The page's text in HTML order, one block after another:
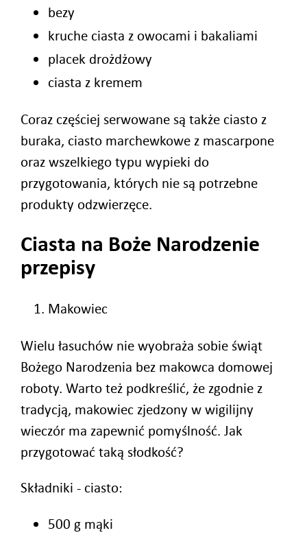
bezy
kruche ciasta z owocami i bakaliami
placek drożdżowy
ciasta z kremem
Coraz częściej serwowane są także ciasto z
buraka, ciasto marchewkowe z mascarpone
oraz wszelkiego typu wypieki do
przygotowania, których nie są potrzebne
produkty odzwierzęce.
Ciasta na Boże Narodzenie
przepisy
Makowiec
Wielu łasuchów nie wyobraża sobie świąt
Bożego Narodzenia bez makowca domowej
roboty. Warto też podkreślić, że zgodnie z
tradycją, makowiec zjedzony w wigilijny
wieczór ma zapewnić pomyślność. Jak
przygotować taką słodkość?
Składniki - ciasto:
500 g mąki